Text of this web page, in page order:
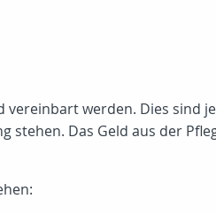
werden. Dies sind
Das Geld aus der